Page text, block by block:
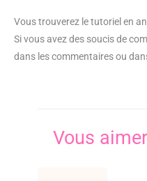
Vous trouverez le tutoriel en
Si vous avez des soucis de
dans les commentaires ou
Vous